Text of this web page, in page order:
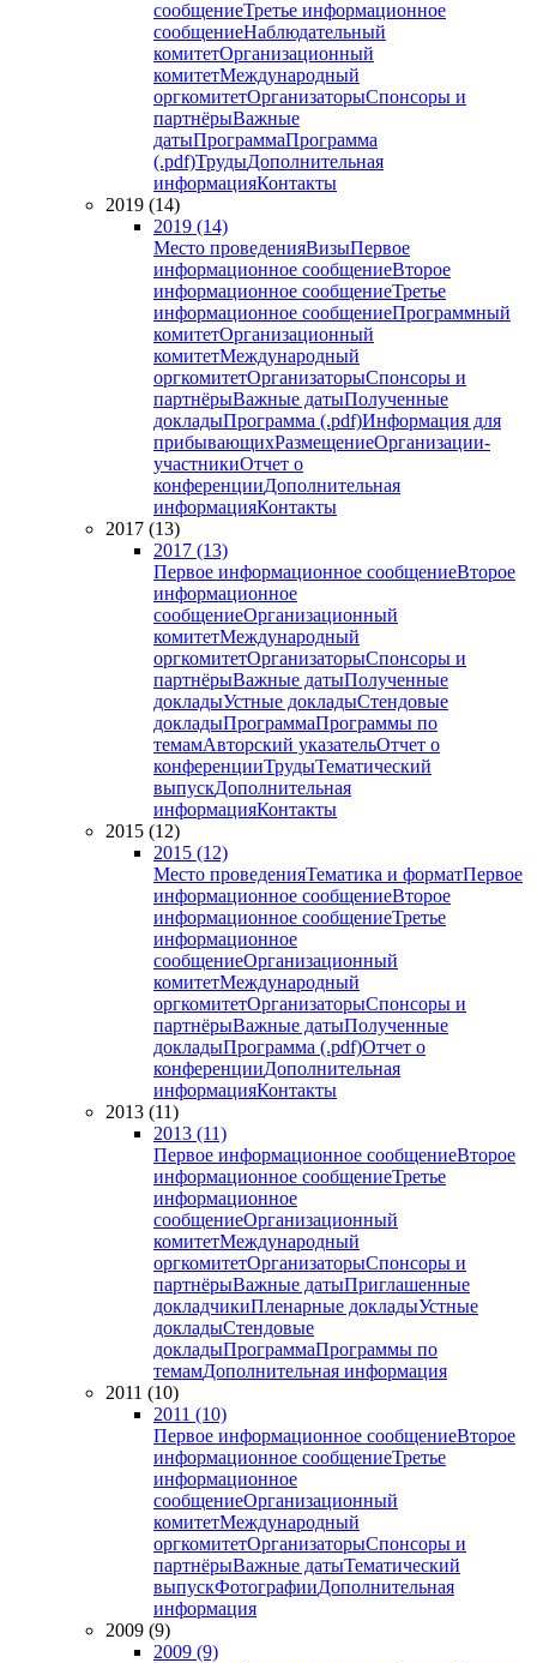
сообщениеТретье информационное
сообщениеНаблюдательный
комитетОрганизационный
комитетМеждународный
оргкомитетОрганизаторыСпонсоры и
партнёрыВажные
датыПрограммаПрограмма
(.pdf)ТрудыДополнительная
информацияКонтакты
2019 (14)
2019 (14)
Место проведенияВизыПервое
информационное сообщениеВторое
информационное сообщениеТретье
информационное сообщениеПрограммный
комитетОрганизационный
комитетМеждународный
оргкомитетОрганизаторыСпонсоры и
партнёрыВажные датыПолученные
докладыПрограмма (.pdf)Информация для
прибывающихРазмещениеОрганизации-
участникиОтчет о
конференцииДополнительная
информацияКонтакты
2017 (13)
2017 (13)
Первое информационное сообщениеВторое
информационное
сообщениеОрганизационный
комитетМеждународный
оргкомитетОрганизаторыСпонсоры и
партнёрыВажные датыПолученные
докладыУстные докладыСтендовые
докладыПрограммаПрограммы по
темамАвторский указательОтчет о
конференцииТрудыТематический
выпускДополнительная
информацияКонтакты
2015 (12)
2015 (12)
Место проведенияТематика и форматПервое
информационное сообщениеВторое
информационное сообщениеТретье
информационное
сообщениеОрганизационный
комитетМеждународный
оргкомитетОрганизаторыСпонсоры и
партнёрыВажные датыПолученные
докладыПрограмма (.pdf)Отчет о
конференцииДополнительная
информацияКонтакты
2013 (11)
2013 (11)
Первое информационное сообщениеВторое
информационное сообщениеТретье
информационное
сообщениеОрганизационный
комитетМеждународный
оргкомитетОрганизаторыСпонсоры и
партнёрыВажные датыПриглашенные
докладчикиПленарные докладыУстные
докладыСтендовые
докладыПрограммаПрограммы по
темамДополнительная информация
2011 (10)
2011 (10)
Первое информационное сообщениеВторое
информационное сообщениеТретье
информационное
сообщениеОрганизационный
комитетМеждународный
оргкомитетОрганизаторыСпонсоры и
партнёрыВажные датыТематический
выпускФотографииДополнительная
информация
2009 (9)
2009 (9)